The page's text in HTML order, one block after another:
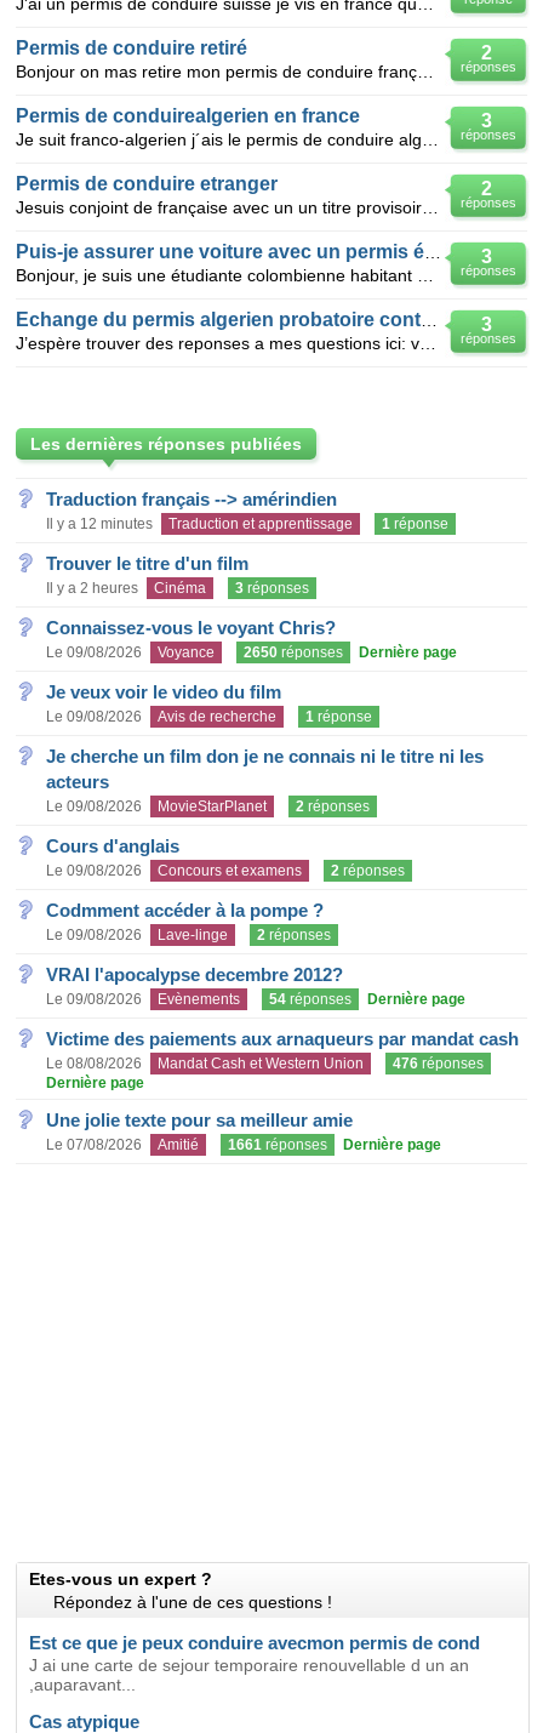
2
réponses
Permis de conduire retiré
3
réponses
Permis de conduirealgerien en france
2
réponses
Permis de conduire etranger
3
réponses
3
réponses
Les dernières réponses publiées
Traduction français --> amérindien
Il y a 12 minutes Traduction et apprentissage 1 réponse
Trouver le titre d'un film
Il y a 2 heures Cinéma 3 réponses
Connaissez-vous le voyant Chris?
Le 09/08/2026 Voyance 2650 réponses Dernière page
Je veux voir le video du film
Le 09/08/2026 Avis de recherche 1 réponse
Je cherche un film don je ne connais ni le titre ni les
acteurs
Le 09/08/2026 MovieStarPlanet 2 réponses
Cours d'anglais
Le 09/08/2026 Concours et examens 2 réponses
Codmment accéder à la pompe ?
Le 09/08/2026 Lave-linge 2 réponses
VRAI l'apocalypse decembre 2012?
Le 09/08/2026 Evènements 54 réponses Dernière page
Victime des paiements aux arnaqueurs par mandat cash
Le 08/08/2026 Mandat Cash et Western Union 476 réponses
Dernière page
Une jolie texte pour sa meilleur amie
Le 07/08/2026 Amitié 1661 réponses Dernière page
Etes-vous un expert ?
Répondez à l'une de ces questions !
Est ce que je peux conduire avecmon permis de cond
J ai une carte de sejour temporaire renouvellable d un an
,auparavant...
Cas atypique